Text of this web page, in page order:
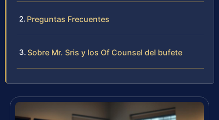
Preguntas Frecuentes
Sobre Mr. Sris y los Of Counsel del bufete